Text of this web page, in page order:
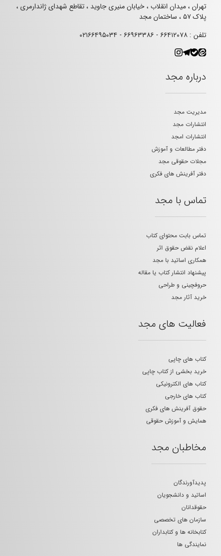
تهران ، میدان انقلاب ، خیابان منیری جاوید ، تقاطع شهدای ژاندارمری ،
پلاک ۵۷ ، ساختمان مجد
تلفن : ۶۶۴۱۲۰۷۸ - ۶۶۹۶۳۳۸۶ - ۰۲۱۶۶۴۹۵۰۳۴
درباره مجد
مدیریت مجد
انتشارات مجد
انتشارات امجد
دفتر مطالعات و آموزش
مجلات حقوقی مجد
دفتر آفرینش های فکری
تماس با مجد
تماس بابت محتوای کتاب
اعلام نقض حقوق اثر
همکاری اساتید با مجد
پیشنهاد انتشار کتاب یا مقاله
حروفچینی و طراحی
خرید آثار مجد
فعالیت های مجد
کتاب های چاپی
خرید بخشی از کتاب چاپی
کتاب های الکترونیکی
کتاب های خارجی
حقوق آفرینش های فکری
همایش و آموزش حقوقی
مخاطبان مجد
پدیدآورندگان
اساتید و دانشجویان
حقوقدانان
سازمان های تخصصی
کتابخانه ها و کتابداران
نمایندگی ها